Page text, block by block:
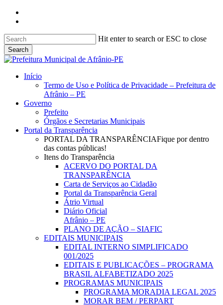
Skip
content
Hit enter to search or ESC to close
Search
Close
search
Menu
Início
Termo de Uso e Política de Privacidade – Prefeitura de
Afrânio – PE
Governo
Prefeito
Órgãos e Secretarias Municipais
Portal da Transparência
PORTAL DA TRANSPARÊNCIAFique por dentro
das contas públicas!
Itens do Transparência
ACERVO DO PORTAL DA
TRANSPARÊNCIA
Carta de Serviços ao Cidadão
Portal da Transparência Geral
Átrio Virtual
Diário Oficial
Afrânio – PE
PLANO DE AÇÃO – SIAFIC
EDITAIS MUNICIPAIS
EDITAL INTERNO SIMPLIFICADO
001/2025
EDITAIS E PUBLICAÇÕES – PROGRAMA
BRASIL ALFABETIZADO 2025
PROGRAMAS MUNICIPAIS
PROGRAMA MORADIA LEGAL 2025
MORAR BEM / PERPART